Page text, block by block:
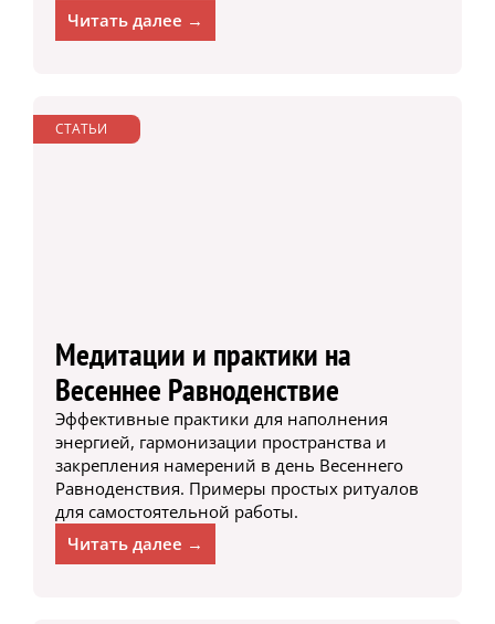
Читать далее →
СТАТЬИ
Медитации и практики на
Весеннее Равноденствие
Эффективные практики для наполнения
энергией, гармонизации пространства и
закрепления намерений в день Весеннего
Равноденствия. Примеры простых ритуалов
для самостоятельной работы.
Читать далее →